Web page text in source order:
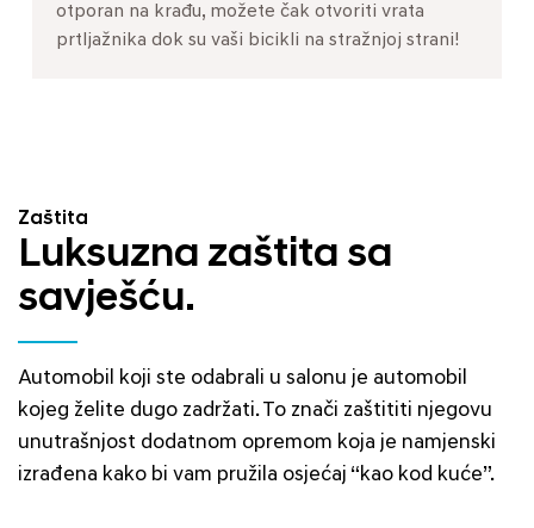
otporan na krađu, možete čak otvoriti vrata
prtljažnika dok su vaši bicikli na stražnjoj strani!
Zaštita
Luksuzna zaštita sa
savješću.
Automobil koji ste odabrali u salonu je automobil
kojeg želite dugo zadržati. To znači zaštititi njegovu
unutrašnjost dodatnom opremom koja je namjenski
izrađena kako bi vam pružila osjećaj “kao kod kuće”.